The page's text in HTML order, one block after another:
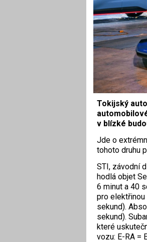
Tokijský
v blízké
Jde o
tohoto druhu
STI, závodní
hodlá objet
6 minut a 40
pro elektřinou
sekund).
sekund).
které
vozu: E-RA =